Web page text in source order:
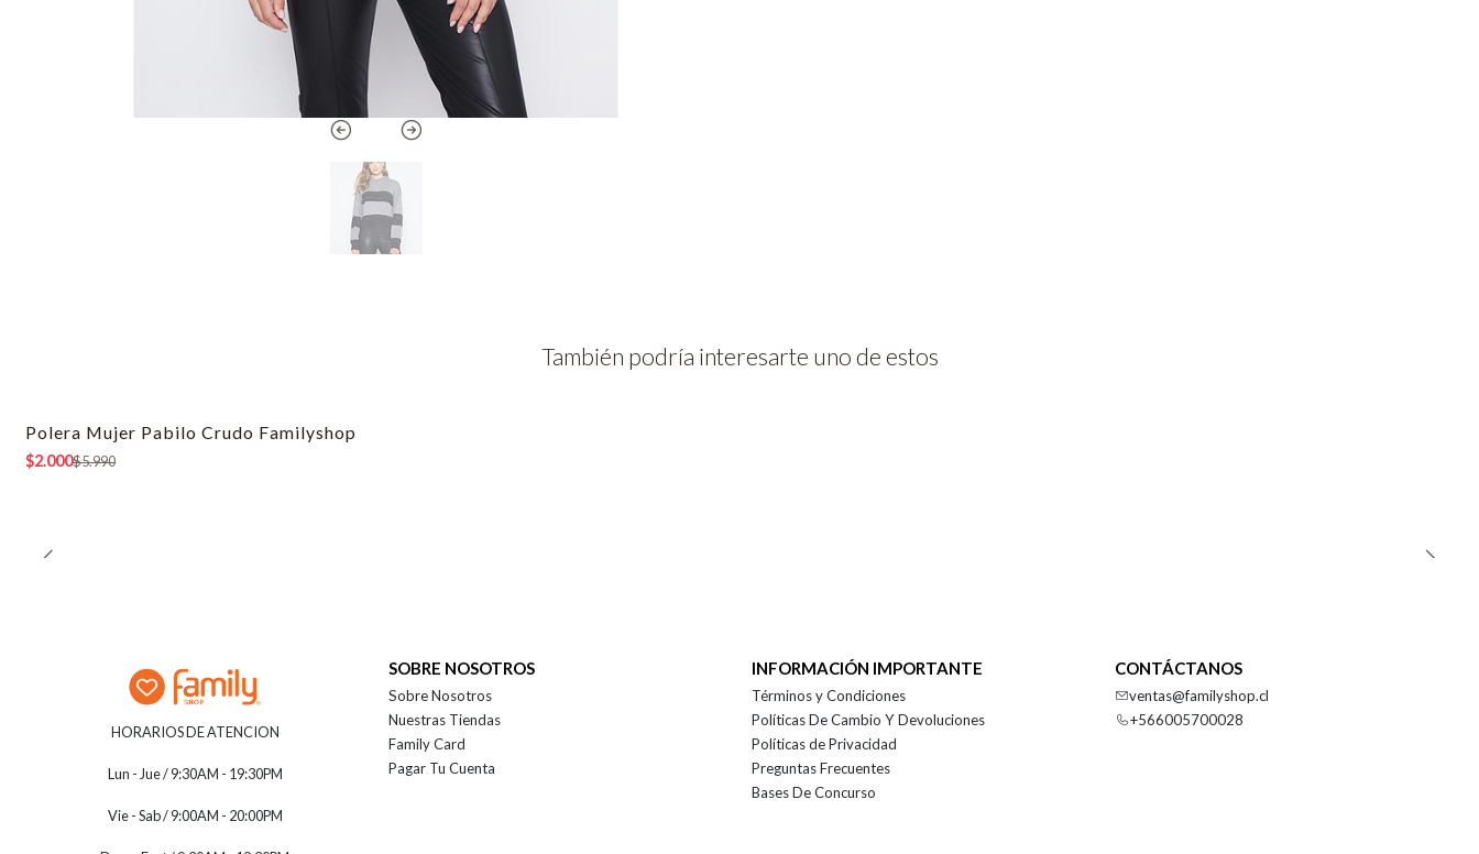
También podría interesarte uno de estos
-67% OFF
Polera Mujer Pabilo Crudo Familyshop
$2.000$5.990
HORARIOS DE ATENCION
Lun - Jue / 9:30AM - 19:30PM
Vie - Sab / 9:00AM - 20:00PM
SOBRE NOSOTROS
Sobre Nosotros
Nuestras Tiendas
Family Card
Pagar Tu Cuenta
INFORMACIÓN IMPORTANTE
Términos y Condiciones
Políticas De Cambio Y Devoluciones
Políticas de Privacidad
Preguntas Frecuentes
Bases De Concurso
CONTÁCTANOS
ventas@familyshop.cl
+566005700028